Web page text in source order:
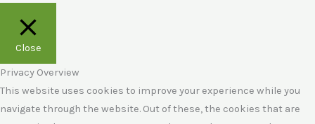
Close
Privacy Overview
This website uses cookies to improve your experience while you
navigate through the website. Out of these, the cookies that are